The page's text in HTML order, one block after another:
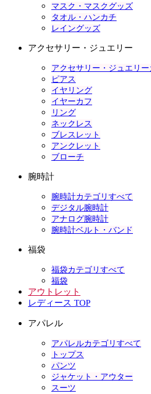
マスク・マスクグッズ
タオル・ハンカチ
レイングッズ
アクセサリー・ジュエリー
アクセサリー・ジュエリ
ピアス
イヤリング
イヤーカフ
リング
ネックレス
ブレスレット
アンクレット
ブローチ
腕時計
腕時計カテゴリすべて
デジタル腕時計
アナログ腕時計
腕時計ベルト・バンド
福袋
福袋カテゴリすべて
福袋
アウトレット
レディース TOP
アパレル
アパレルカテゴリすべて
トップス
パンツ
ジャケット・アウター
スーツ